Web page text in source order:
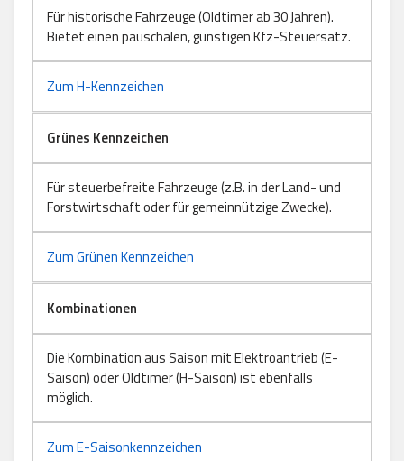
Für historische Fahrzeuge (Oldtimer ab 30 Jahren).
Bietet einen pauschalen, günstigen Kfz-Steuersatz.
Zum H-Kennzeichen
Grünes Kennzeichen
Für steuerbefreite Fahrzeuge (z.B. in der Land- und
Forstwirtschaft oder für gemeinnützige Zwecke).
Zum Grünen Kennzeichen
Kombinationen
Die Kombination aus Saison mit Elektroantrieb (E-
Saison) oder Oldtimer (H-Saison) ist ebenfalls
möglich.
Zum E-Saisonkennzeichen